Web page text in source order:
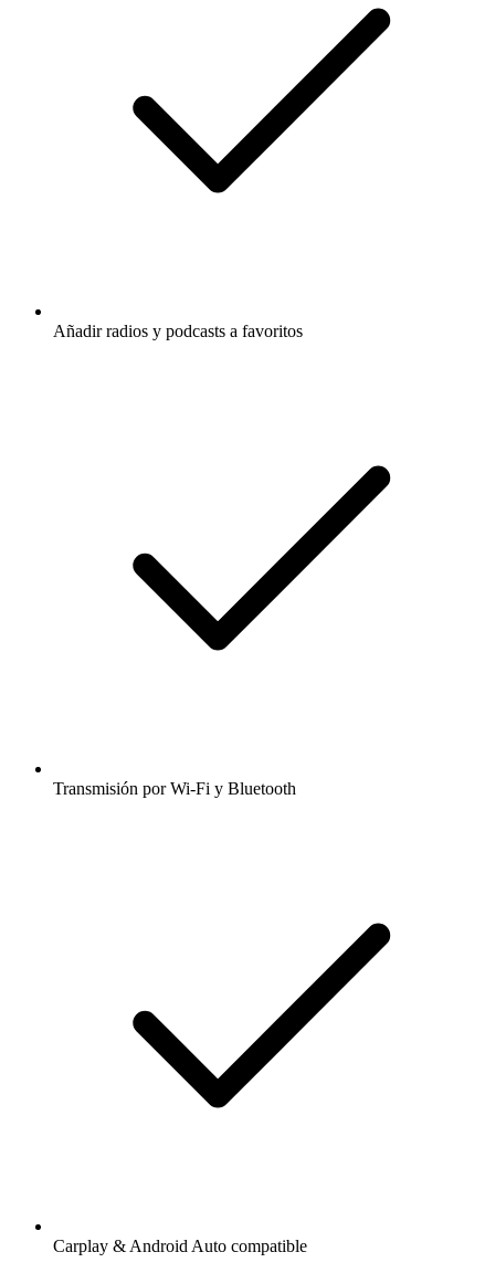
Añadir radios y podcasts a favoritos
Transmisión por Wi-Fi y Bluetooth
Carplay & Android Auto compatible